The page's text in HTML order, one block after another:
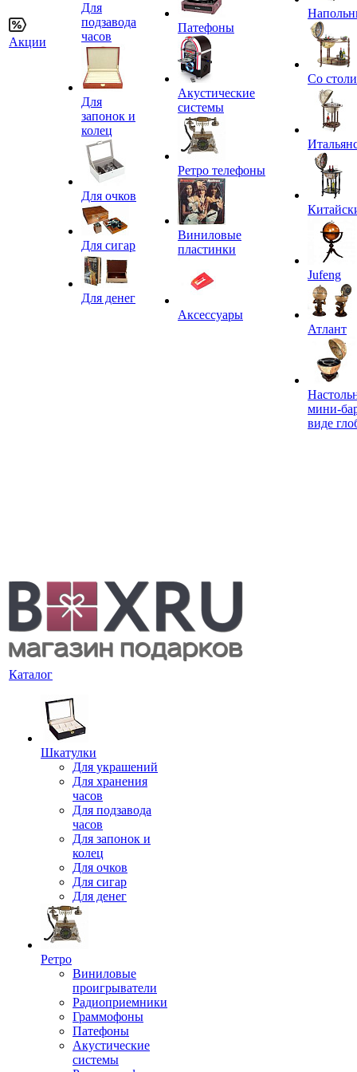
Акции
Для
подзавода
часов
Для
запонок и
колец
Для очков
Для сигар
Для денег
Патефоны
Акустические
системы
Ретро телефоны
Виниловые
пластинки
Аксессуары
Со
Jufeng
Атлант
мини-
виде
Каталог
Шкатулки
Для украшений
Для хранения
часов
Для подзавода
часов
Для запонок и
колец
Для очков
Для сигар
Для денег
Ретро
Виниловые
проигрыватели
Радиоприемники
Граммофоны
Патефоны
Акустические
системы